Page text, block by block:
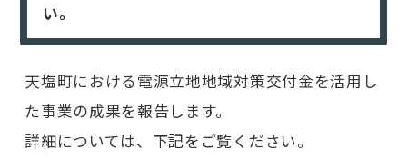
い。
天塩町における電源立地地域対策交付金を活用し
た事業の成果を報告します。
詳細については、下記をご覧ください。